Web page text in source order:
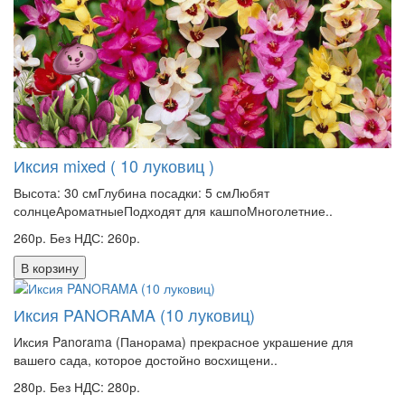
Иксия mixed ( 10 луковиц )
Высота: 30 смГлубина посадки: 5 смЛюбят
солнцеАроматныеПодходят для кашпоМноголетние..
260р. Без НДС: 260р.
В корзину
Иксия PANORAMA (10 луковиц)
Иксия Panorama (Панорама) прекрасное украшение для
вашего сада, которое достойно восхищени..
280р. Без НДС: 280р.